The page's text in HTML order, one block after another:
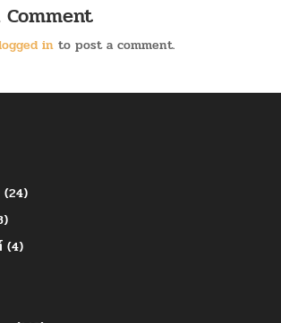
into post a comment.
(24)
(4)